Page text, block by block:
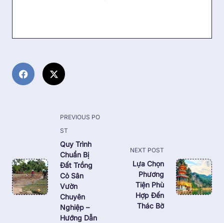
class="nav-
reader-
text">Page</span>
PREVIOUS PO
ST
Quy Trình
Chuẩn Bị
Đất Trồng
Cỏ Sân
Vườn
Chuyên
Nghiệp –
Hướng Dẫn
NEXT POST
Lựa Chọn
Phương
Tiện Phù
Hợp Đến
Thác Bờ